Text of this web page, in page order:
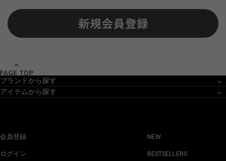
ブランドから探す
アイテムから探す
会員登録
ログイン
NEW
BESTSELLERS